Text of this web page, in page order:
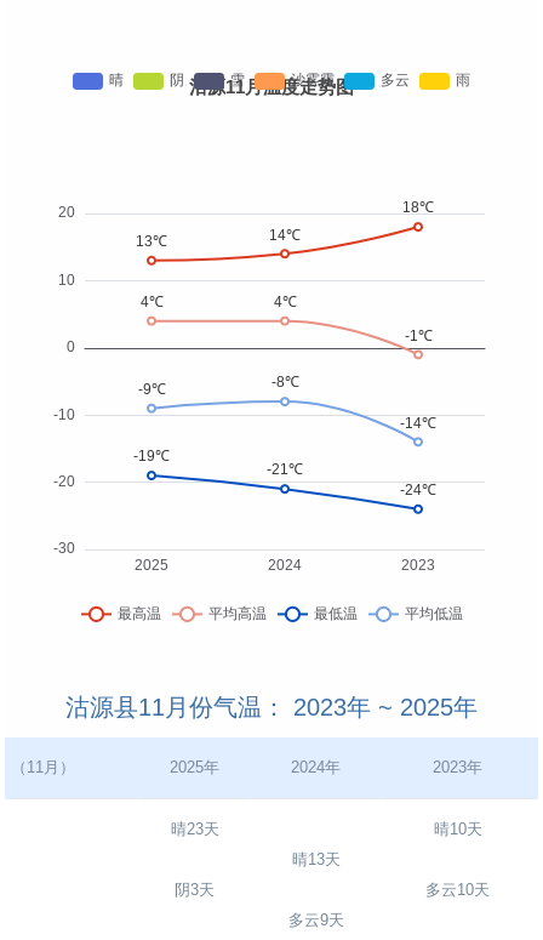
沽源11月温度走势图
沽源县11月份气温： 2023年 ~ 2025年
（11月） 2025年 2024年 2023年
晴23天
阴3天
晴13天
多云9天
晴10天
多云10天